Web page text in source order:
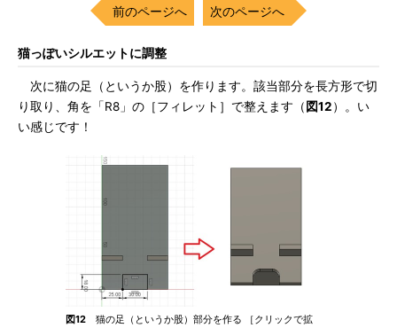
前のページへ 次のページへ
猫っぽいシルエットに調整
次に猫の足（というか股）を作ります。該当部分を長方形で切
り取り、角を「R8」の［フィレット］で整えます（ 図12）。い
い感じです！
図12 猫の足（というか股）部分を作る ［クリックで拡